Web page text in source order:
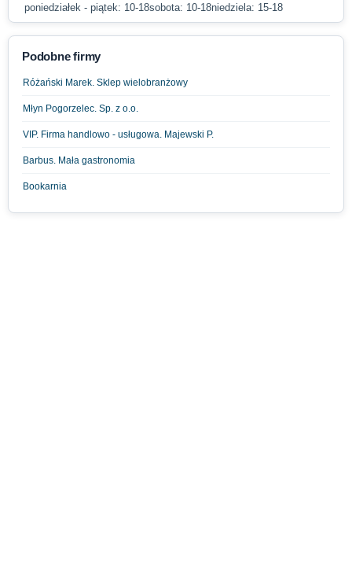
poniedziałek - piątek: 10-18sobota: 10-18niedziela: 15-18
Podobne firmy
Różański Marek. Sklep wielobranżowy
Młyn Pogorzelec. Sp. z o.o.
VIP. Firma handlowo - usługowa. Majewski P.
Barbus. Mała gastronomia
Bookarnia